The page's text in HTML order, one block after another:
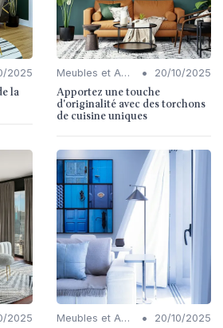
2025
la
Meubles et Accessoires • 20/10/2025
Apportez une touche
d'originalité avec des torchons
de cuisine uniques
2025 Meubles et Accessoires • 20/10/2025